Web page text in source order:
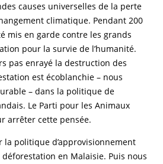
causes universelles de la perte
climatique. Pendant 200
mis en garde contre les grands
pour la survie de l’humanité.
pas enrayé la destruction des
est écoblanchie – nous
– dans la politique de
Le Parti pour les Animaux
arrêter cette pensée.
la politique d’approvisionnement
en Malaisie. Puis nous